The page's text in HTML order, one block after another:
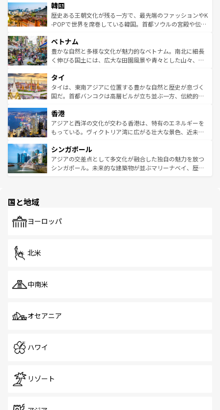
ワイを、存分に味わってほしい。 なお、新着のハワイ情報
はコンテンツ一覧を参照してほしい。
いる。アクティビティも充実しており、サーフィンやダイ
ビング、ハイキングなど、アウトドア好きにはたまらな
い。オーストラリアの多彩な魅力を存分に味わいつくそ
参照してほしい。
ン）、静ひつな山岳地帯である台湾東部など、都市の喧騒
と山間の静けさが共存しており、訪れる人に新しい発見と
驚きをもたらしてくれる。また、奥深い台湾の食文化も魅
容にもいいと評判のスイーツなど、バラエティ豊かな料理
が味わえる。 なお、新着の台湾情報は コンテンツ一覧を参
照してほしい。
韓国
歴史ある王朝文化が残る一方で、最先端のファッションやK
-POPで世界を席巻している韓国。首都ソウルの宮殿や伝統
き、地方に足を延ばせば四季折々の自然美を楽しむことが
できる。そして、キムチや焼肉、絶品のストリートフード
まで、さまざまな韓国料理が待っている。夜には、韓国な
リティに包まれながら、韓国の多彩な魅力を心ゆくまで味
わってみてほしい。 なお、新着の韓国情報はコンテンツ一
覧を参照してほしい。
ベトナム
豊かな自然と多様な文化が魅力的なベトナム。南北に細長
く伸びる国土には、広大な田園風景や青々とした山々、世
急速な発展と共に伝統が息づく。ハノイの古い町並みやホ
ーチミン市のフランス統治時代の建物も、独特の雰囲気を
醸し出している。また、バラエティの豊かさとおいしさで
とつ。フォーやバインミー、ベトナムコーヒーなどは、ぜ
ひ現地で味わいたい。どの地域を訪れてもあたたかい人々
が旅行者を迎えてくれるので、きっと忘れられない旅にな
参照してほしい。
タイ
タイは、東南アジアに位置する豊かな自然と歴史が息づく
国だ。首都バンコクは高層ビルが立ち並ぶ一方、伝統的な
の活気が交差している。北部ではチェンマイなどの山岳地
帯で自然と触れ合い、南部ではプーケットやクラビの美し
いビーチでリゾート気分を楽しむことができる。タイ料理
激する。気候は一年中温暖で、どの季節にも異なる楽しみ
が待っている。親しみやすいタイの人々、仏教を中心とし
た文化、そして多様な観光資源が、訪れる旅人を魅了し続
香港
アジアと西洋の文化が交わる香港は、特有のエネルギーを
もっている。ヴィクトリア湾に広がる壮大な景色、近未来
み、どこを訪れても感動するはず。観光スポットが密集し
ており、効率よく見どころを回れるのも魅力。息をのむよ
うな絶景から文化的な体験まで、香港を存分に楽しみ尽く
シンガポール
アジアの交差点として多文化が融合した独自の魅力を放つ
シンガポール。未来的な建築物が並ぶマリーナベイ、歴史
で、ホーカーズは地元の風情を楽しめる外せないスポット
国と地域
ヨーロッパ
北米
中南米
オセアニア
ハワイ
リゾート